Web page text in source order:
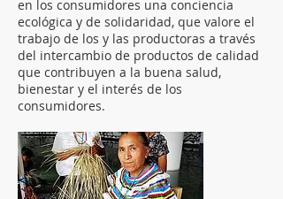
en los consumidores una conciencia
ecológica y de solidaridad, que valore el
trabajo de los y las productoras a través
del intercambio de productos de calidad
que contribuyen a la buena salud,
bienestar y el interés de los
consumidores.